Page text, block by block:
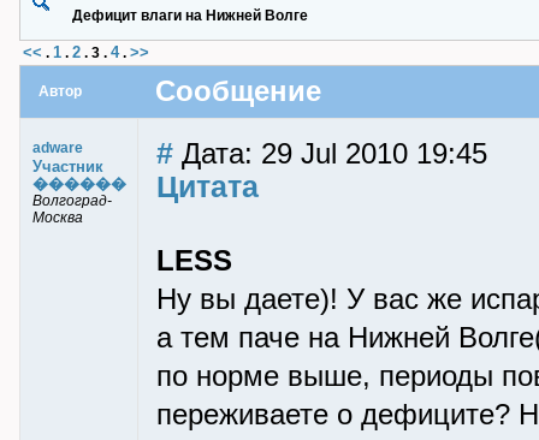
Дефицит влаги на Нижней Волге
<< . 1 . 2 . 3 . 4. >>
Автор Сообщение
adware
Участник
������
Волгоград-
Москва
# Дата: 29 Jul 2010 19:45
Цитата
LESS
Ну вы даете)! У вас же
а тем паче на Нижней
по норме выше, периоды
переживаете о дефиците?